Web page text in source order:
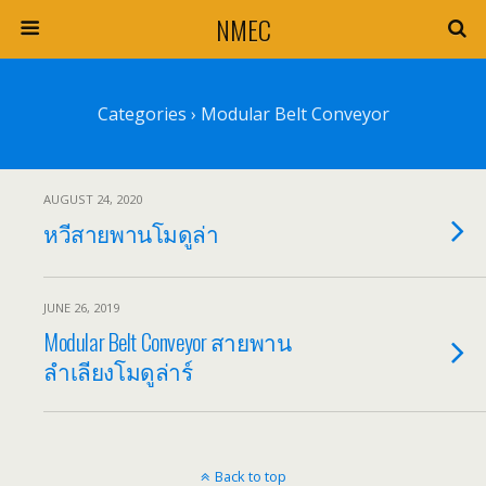
NMEC
Categories › Modular Belt Conveyor
AUGUST 24, 2020
หวีสายพานโมดูล่า
JUNE 26, 2019
Modular Belt Conveyor สายพาน
ลำเลียงโมดูล่าร์
Back to top